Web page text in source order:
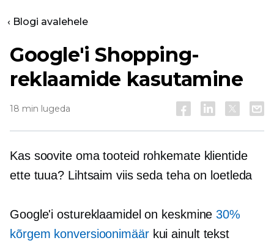
‹ Blogi avalehele
Google'i Shopping-
reklaamide kasutamine
18 min lugeda
Kas soovite oma tooteid rohkemate klientide
ette tuua? Lihtsaim viis seda teha on loetleda
Google'i ostureklaamidel on keskmine30%
kõrgem konversioonimäärkuiainult tekst